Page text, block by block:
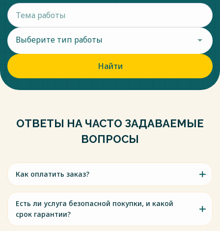
Выберите тип работы
Найти
ОТВЕТЫ НА ЧАСТО ЗАДАВАЕМЫЕ
ВОПРОСЫ
Как оплатить заказ?
Есть ли услуга безопасной покупки, и какой
срок гарантии?